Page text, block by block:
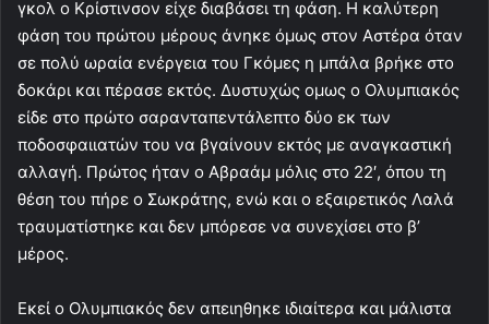
γκολ ο Κρίστινσον είχε διαβάσει τη φάση. Η καλύτερη
φάση του πρώτου μέρους άνηκε όμως στον Αστέρα όταν
σε πολύ ωραία ενέργεια του Γκόμες η μπάλα βρήκε στο
δοκάρι και πέρασε εκτός. Δυστυχώς ομως ο Ολυμπιακός
είδε στο πρώτο σαρανταπεντάλεπτο δύο εκ των
ποδοσφαιιατών του να βγαίνουν εκτός με αναγκαστική
αλλαγή. Πρώτος ήταν ο Αβραάμ μόλις στο 22′, όπου τη
θέση του πήρε ο Σωκράτης, ενώ και ο εξαιρετικός Λαλά
τραυματίστηκε και δεν μπόρεσε να συνεχίσει στο β’
μέρος.
Εκεί ο Ολυμπιακός δεν απειηθηκε ιδιαίτερα και μάλιστα